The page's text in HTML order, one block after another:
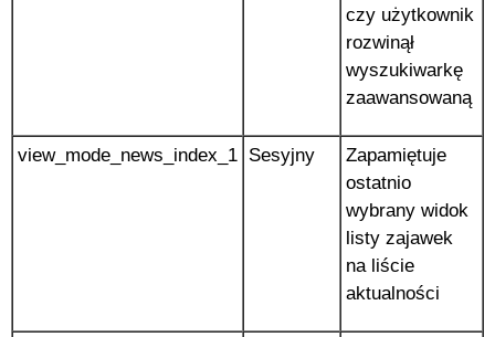
czy użytkownik
rozwinął
wyszukiwarkę
zaawansowaną
view_mode_news_index_1 Sesyjny
Zapamiętuje
ostatnio
wybrany widok
listy zajawek
na liście
aktualności